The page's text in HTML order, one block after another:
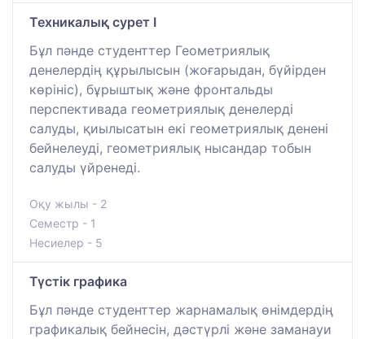
Техникалық сурет I
Бұл пәнде студенттер Геометриялық
денелердің құрылысын (жоғарыдан, бүйірден
көрініс), бұрыштық және фронтальды
перспективада геометриялық денелерді
салуды, қиылысатын екі геометриялық денені
бейнелеуді, геометриялық нысандар тобын
салуды үйренеді.
Оқу жылы - 2
Семестр - 1
Несиелер - 5
Түстік графика
Бұл пәнде студенттер жарнамалық өнімдердің
графикалық бейнесін, дәстүрлі және заманауи